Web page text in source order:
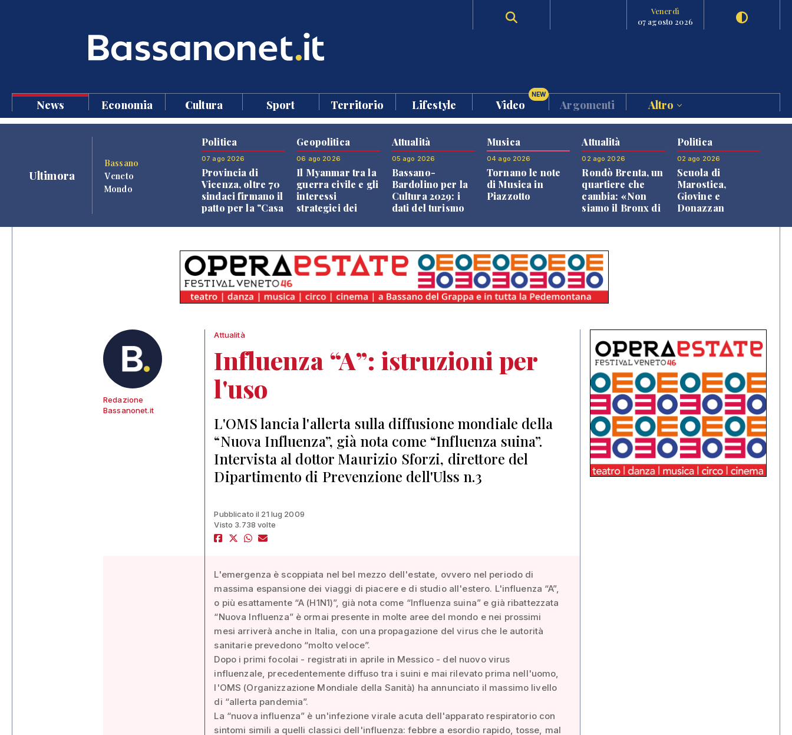
Venerdì
07 agosto 2026
News Economia Cultura Sport Territorio Lifestyle Video
NEW
Argomenti Altro
Ultimora
Bassano
Veneto
Mondo
Politica
07 ago 2026
Provincia di
Vicenza, oltre 70
sindaci firmano il
patto per la "Casa
Geopolitica
06 ago 2026
Il Myanmar tra la
guerra civile e gli
interessi
strategici dei
Attualità
05 ago 2026
Bassano-
Bardolino per la
Cultura 2029: i
dati del turismo
Musica
04 ago 2026
Tornano le note
di Musica in
Piazzotto
Attualità
02 ago 2026
Rondò Brenta, un
quartiere che
cambia: «Non
siamo il Bronx di
Politica
02 ago 2026
Scuola di
Marostica,
Giovine e
Donazzan
Redazione
Bassanonet.it
Attualità
Influenza “A”: istruzioni per
l'uso
L'OMS lancia l'allerta sulla diffusione mondiale della
“Nuova Influenza”, già nota come “Influenza suina”.
Intervista al dottor Maurizio Sforzi, direttore del
Dipartimento di Prevenzione dell'Ulss n.3
Pubblicato il 21 lug 2009
Visto 3.738 volte
L'emergenza è scoppiata nel bel mezzo dell'estate, ovvero nel periodo di
massima espansione dei viaggi di piacere e di studio all'estero. L'influenza “A”,
o più esattamente “A (H1N1)”, già nota come “Influenza suina” e già ribattezzata
“Nuova Influenza” è ormai presente in molte aree del mondo e nei prossimi
mesi arriverà anche in Italia, con una propagazione del virus che le autorità
sanitarie prevedono “molto veloce”.
Dopo i primi focolai - registrati in aprile in Messico - del nuovo virus
influenzale, precedentemente diffuso tra i suini e mai rilevato prima nell'uomo,
l'OMS (Organizzazione Mondiale della Sanità) ha annunciato il massimo livello
di “allerta pandemia”.
La “nuova influenza” è un'infezione virale acuta dell'apparato respiratorio con
sintomi simili a quelli classici dell'influenza: febbre a esordio rapido, tosse, mal